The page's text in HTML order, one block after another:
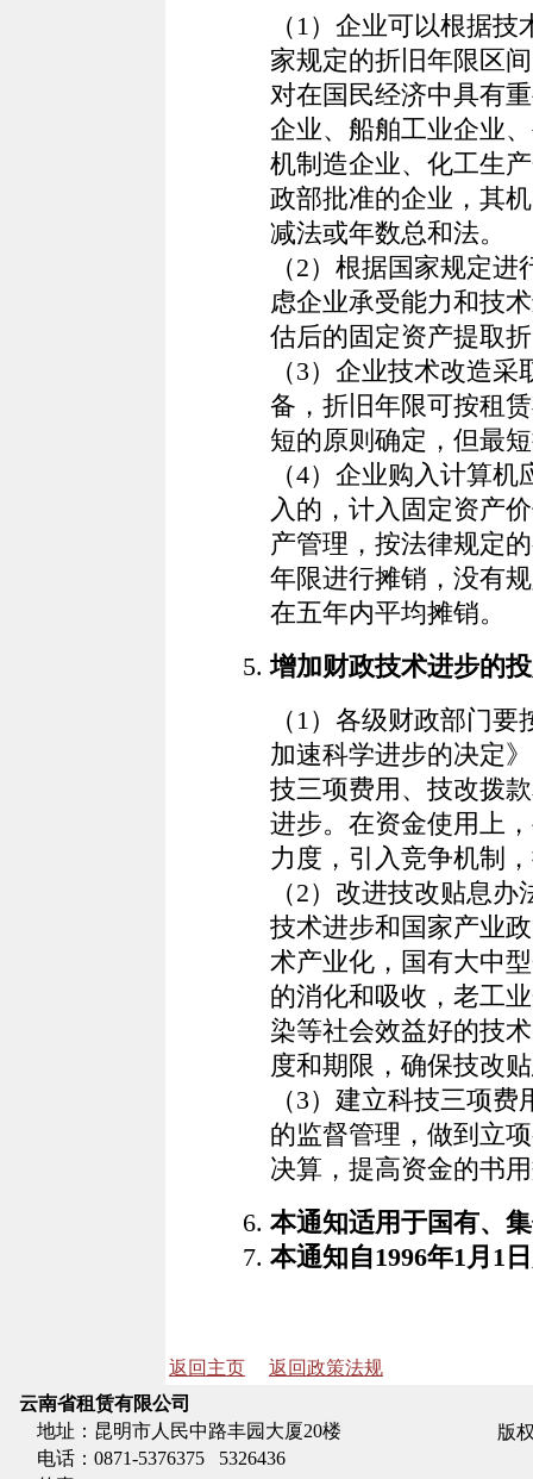
（1）企业可以根据
家规定的折旧年限区
对在国民经济中具有
企业、船舶工业企业
机制造企业、化工生
政部批准的企业，其
减法或年数总和法。
（2）根据国家规定
虑企业承受能力和技
估后的固定资产提取
（3）企业技术改造
备，折旧年限可按租
短的原则确定，但最
（4）企业购入计算
入的，计入固定资产
产管理，按法律规定
年限进行摊销，没有
在五年内平均摊销。
增加财政技术进步的
（1）各级财政部门
加速科学进步的决定
技三项费用、技改拨
进步。在资金使用上
力度，引入竞争机制
（2）改进技改贴息
技术进步和国家产业
术产业化，国有大中
的消化和吸收，老工
染等社会效益好的技
度和期限，确保技改
（3）建立科技三项
的监督管理，做到立
决算，提高资金的书
本通知适用于国有、
本通知自1996年1月1
返回主页
返回政策法规
云南省租赁有限公司
地址：昆明市人民中路丰园大厦20楼
电话：0871-5376375 5326436
版